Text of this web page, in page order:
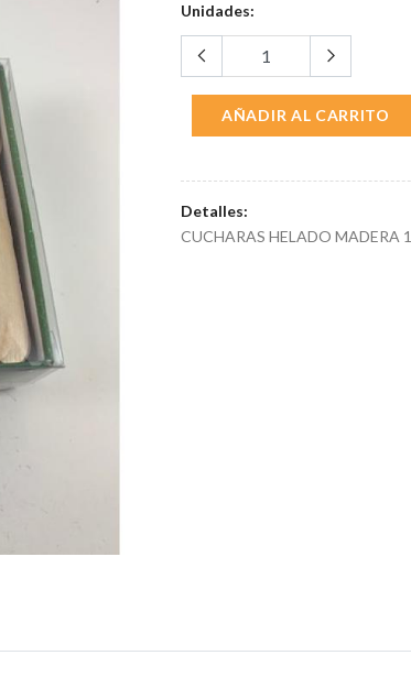
Unidades:
AÑADIR AL CARRITO
Detalles:
CUCHARAS HELADO MADERA